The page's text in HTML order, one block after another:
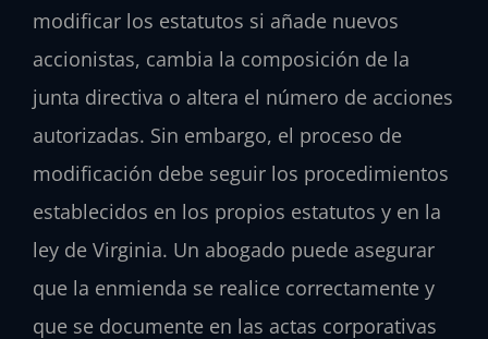
modificar los estatutos si añade nuevos
accionistas, cambia la composición de la
junta directiva o altera el número de acciones
autorizadas. Sin embargo, el proceso de
modificación debe seguir los procedimientos
establecidos en los propios estatutos y en la
ley de Virginia. Un abogado puede asegurar
que la enmienda se realice correctamente y
que se documente en las actas corporativas